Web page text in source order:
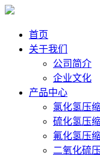
首页
关于我们
公司简介
企业文化
产品中心
氯化氢压
硫化氢压
氟化氢压
二氧化硫